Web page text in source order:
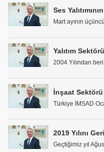
2004 Yılından
İnşaat Sektörü
Türkiye İMSAD
2019 Yılını
Geçtiğimiz yıl